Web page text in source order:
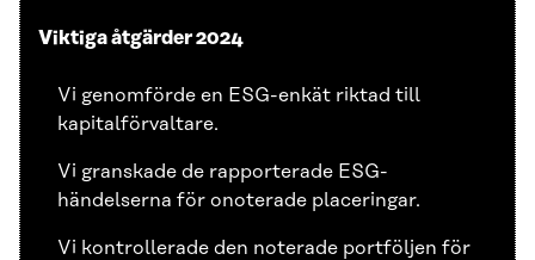
Viktiga åtgärder 2024
Vi genomförde en ESG-enkät riktad till
kapitalförvaltare.
Vi granskade de rapporterade ESG-
händelserna för onoterade placeringar.
Vi kontrollerade den noterade portföljen för